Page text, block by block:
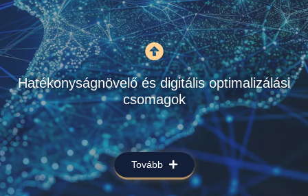
Hatékonyságnövelő és digitális optimalizálási
csomagok
Tovább